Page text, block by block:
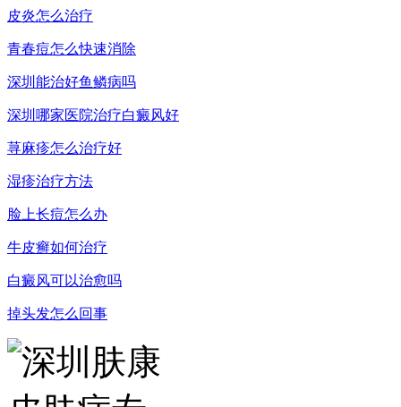
皮炎怎么治疗
青春痘怎么快速消除
深圳能治好鱼鳞病吗
深圳哪家医院治疗白癜风好
荨麻疹怎么治疗好
湿疹治疗方法
脸上长痘怎么办
牛皮癣如何治疗
白癜风可以治愈吗
掉头发怎么回事